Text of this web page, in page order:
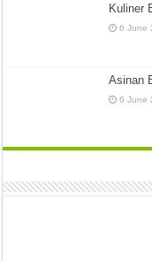
Kuliner
6 June
Asinan
6 June